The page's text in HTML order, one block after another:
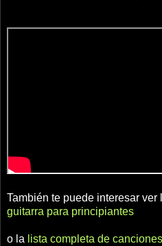
También te puede interesar ver
guitarra para principiantes
o la lista completa de